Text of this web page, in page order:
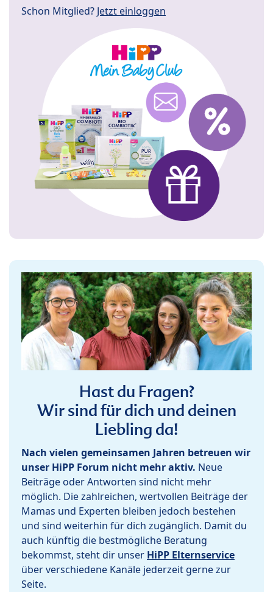
Schon Mitglied? Jetzt einloggen
Hast du Fragen?
Wir sind für dich und deinen
Liebling da!
Nach vielen gemeinsamen Jahren betreuen wir
unser HiPP Forum nicht mehr aktiv. Neue
Beiträge oder Antworten sind nicht mehr
möglich. Die zahlreichen, wertvollen Beiträge der
Mamas und Experten bleiben jedoch bestehen
und sind weiterhin für dich zugänglich. Damit du
auch künftig die bestmögliche Beratung
bekommst, steht dir unser HiPP Elternservice
über verschiedene Kanäle jederzeit gerne zur
Seite.